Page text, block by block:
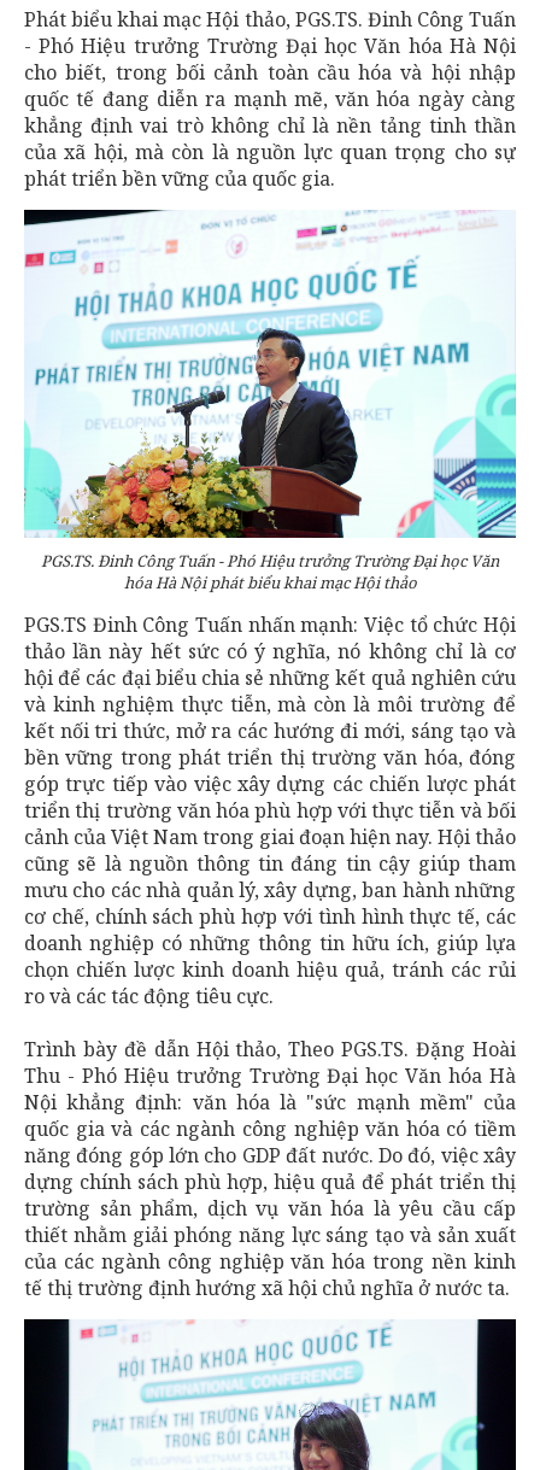
Phát biểu khai mạc Hội thảo, PGS.TS. Đinh Công Tuấn
- Phó Hiệu trưởng Trường Đại học Văn hóa Hà Nội
cho biết, trong bối cảnh toàn cầu hóa và hội nhập
quốc tế đang diễn ra mạnh mẽ, văn hóa ngày càng
khẳng định vai trò không chỉ là nền tảng tinh thần
của xã hội, mà còn là nguồn lực quan trọng cho sự
phát triển bền vững của quốc gia.
PGS.TS. Đinh Công Tuấn - Phó Hiệu trưởng Trường Đại học Văn
hóa Hà Nội phát biểu khai mạc Hội thảo
PGS.TS Đinh Công Tuấn nhấn mạnh: Việc tổ chức Hội
thảo lần này hết sức có ý nghĩa, nó không chỉ là cơ
hội để các đại biểu chia sẻ những kết quả nghiên cứu
và kinh nghiệm thực tiễn, mà còn là môi trường để
kết nối tri thức, mở ra các hướng đi mới, sáng tạo và
bền vững trong phát triển thị trường văn hóa, đóng
góp trực tiếp vào việc xây dựng các chiến lược phát
triển thị trường văn hóa phù hợp với thực tiễn và bối
cảnh của Việt Nam trong giai đoạn hiện nay. Hội thảo
cũng sẽ là nguồn thông tin đáng tin cậy giúp tham
mưu cho các nhà quản lý, xây dựng, ban hành những
cơ chế, chính sách phù hợp với tình hình thực tế, các
doanh nghiệp có những thông tin hữu ích, giúp lựa
chọn chiến lược kinh doanh hiệu quả, tránh các rủi
ro và các tác động tiêu cực.
Trình bày đề dẫn Hội thảo, Theo PGS.TS. Đặng Hoài
Thu - Phó Hiệu trưởng Trường Đại học Văn hóa Hà
Nội khẳng định: văn hóa là "sức mạnh mềm" của
quốc gia và các ngành công nghiệp văn hóa có tiềm
năng đóng góp lớn cho GDP đất nước. Do đó, việc xây
dựng chính sách phù hợp, hiệu quả để phát triển thị
trường sản phẩm, dịch vụ văn hóa là yêu cầu cấp
thiết nhằm giải phóng năng lực sáng tạo và sản xuất
của các ngành công nghiệp văn hóa trong nền kinh
tế thị trường định hướng xã hội chủ nghĩa ở nước ta.